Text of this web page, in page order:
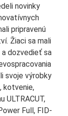
novinky
pripravenú
Žiaci sa mali
dozvedieť sa
svoje výrobky
kotvenie,
ULTRACUT,
Full, FID-